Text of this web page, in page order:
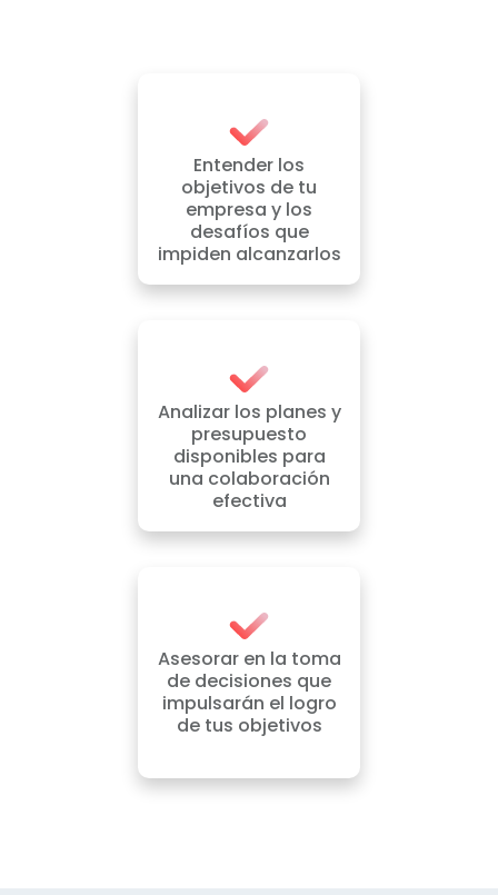
Entender los
objetivos de tu
empresa y los
desafíos que
impiden alcanzarlos
Analizar los planes y
presupuesto
disponibles para
una colaboración
efectiva
Asesorar en la toma
de decisiones que
impulsarán el logro
de tus objetivos